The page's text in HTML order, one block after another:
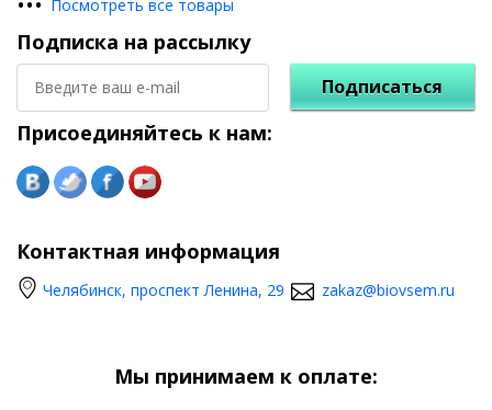
Посмотреть все товары
Подписка на рассылку
Подписаться
Присоединяйтесь к нам:
Контактная информация
Челябинск, проспект Ленина, 29 zakaz@biovsem.ru
Мы принимаем к оплате: